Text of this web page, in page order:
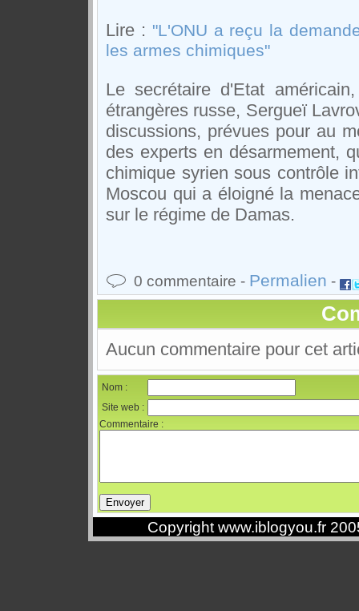
Lire : "L'ONU a reçu la
les armes chimiques"
Le secrétaire d'Etat
étrangères russe, Sergueï
discussions, prévues pour au
des experts en désarmement,
chimique syrien sous contrôle
Moscou qui a éloigné la
sur le régime de Damas.
0 commentaire - Permalien -
Aucun commentaire pour cet
Nom :
Site web :
Commentaire :
Copyright www.iblogyou.fr